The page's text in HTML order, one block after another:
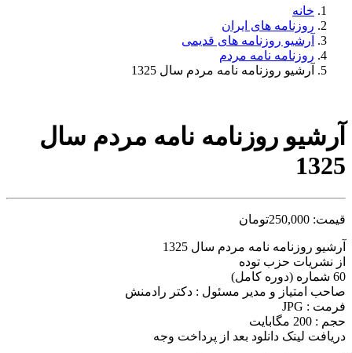
خانه
روزنامه های ایران
آرشیو روزنامه های قدیمی
روزنامه نامه مردم
آرشیو روزنامه نامه مردم سال 1325
آرشیو روزنامه نامه مردم سال
1325
قیمت: 250,000تومان
آرشیو روزنامه نامه مردم سال 1325
از نشریات حزب توده
60 شماره (دوره کامل)
صاحب امتیاز و مدیر مسئول : دکتر رادمنش
فرمت : JPG
حجم : 200 مگابایت
دریافت لینک دانلود بعد از پرداخت وجه